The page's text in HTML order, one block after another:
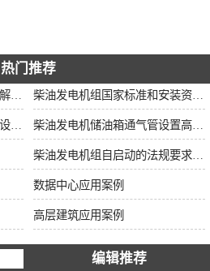
热门推荐
数据中心应用案例
高层建筑应用案例
编辑推荐